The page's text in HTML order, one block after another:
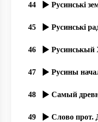
44
45
46
47
48
49